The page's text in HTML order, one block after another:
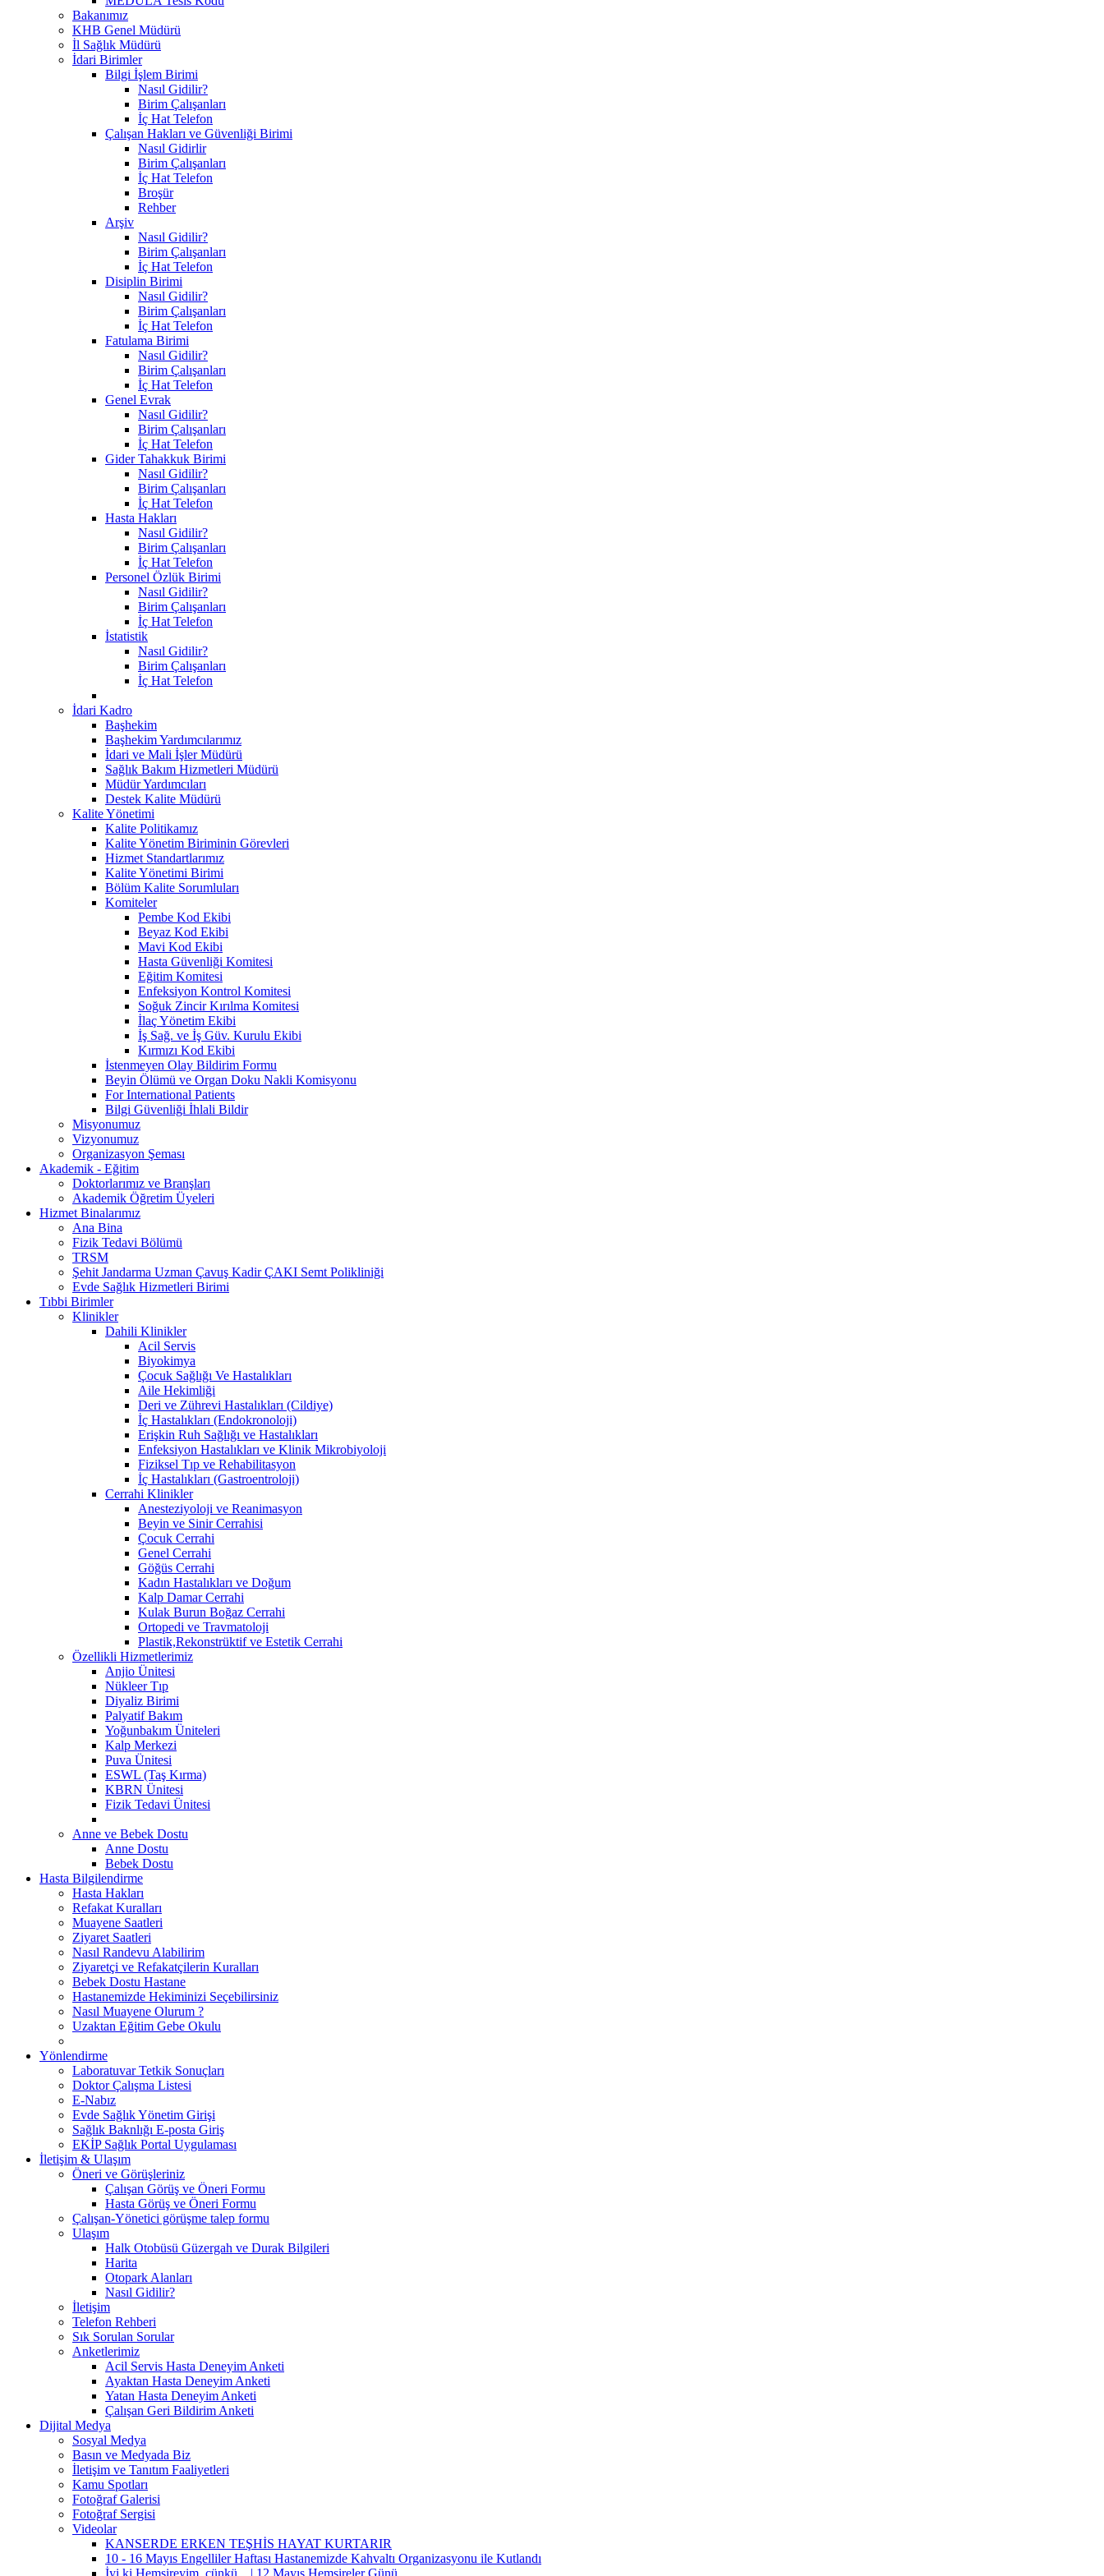
Bakanımız
KHB Genel Müdürü
İl Sağlık Müdürü
İdari Birimler
Bilgi İşlem Birimi
Nasıl Gidilir?
Birim Çalışanları
İç Hat Telefon
Çalışan Hakları ve Güvenliği Birimi
Nasıl Gidirlir
Birim Çalışanları
İç Hat Telefon
Broşür
Rehber
Arşiv
Nasıl Gidilir?
Birim Çalışanları
İç Hat Telefon
Disiplin Birimi
Nasıl Gidilir?
Birim Çalışanları
İç Hat Telefon
Fatulama Birimi
Nasıl Gidilir?
Birim Çalışanları
İç Hat Telefon
Genel Evrak
Nasıl Gidilir?
Birim Çalışanları
İç Hat Telefon
Gider Tahakkuk Birimi
Nasıl Gidilir?
Birim Çalışanları
İç Hat Telefon
Hasta Hakları
Nasıl Gidilir?
Birim Çalışanları
İç Hat Telefon
Personel Özlük Birimi
Nasıl Gidilir?
Birim Çalışanları
İç Hat Telefon
İstatistik
Nasıl Gidilir?
Birim Çalışanları
İç Hat Telefon
İdari Kadro
Başhekim
Başhekim Yardımcılarımız
İdari ve Mali İşler Müdürü
Sağlık Bakım Hizmetleri Müdürü
Müdür Yardımcıları
Destek Kalite Müdürü
Kalite Yönetimi
Kalite Politikamız
Kalite Yönetim Biriminin Görevleri
Hizmet Standartlarımız
Kalite Yönetimi Birimi
Bölüm Kalite Sorumluları
Komiteler
Pembe Kod Ekibi
Beyaz Kod Ekibi
Mavi Kod Ekibi
Hasta Güvenliği Komitesi
Eğitim Komitesi
Enfeksiyon Kontrol Komitesi
Soğuk Zincir Kırılma Komitesi
İlaç Yönetim Ekibi
İş Sağ. ve İş Güv. Kurulu Ekibi
Kırmızı Kod Ekibi
İstenmeyen Olay Bildirim Formu
Beyin Ölümü ve Organ Doku Nakli Komisyonu
For International Patients
Bilgi Güvenliği İhlali Bildir
Misyonumuz
Vizyonumuz
Organizasyon Şeması
Akademik - Eğitim
Doktorlarımız ve Branşları
Akademik Öğretim Üyeleri
Hizmet Binalarımız
Ana Bina
Fizik Tedavi Bölümü
TRSM
Şehit Jandarma Uzman Çavuş Kadir ÇAKI Semt Polikliniği
Evde Sağlık Hizmetleri Birimi
Tıbbi Birimler
Klinikler
Dahili Klinikler
Acil Servis
Biyokimya
Çocuk Sağlığı Ve Hastalıkları
Aile Hekimliği
Deri ve Zührevi Hastalıkları (Cildiye)
İç Hastalıkları (Endokronoloji)
Erişkin Ruh Sağlığı ve Hastalıkları
Enfeksiyon Hastalıkları ve Klinik Mikrobiyoloji
Fiziksel Tıp ve Rehabilitasyon
İç Hastalıkları (Gastroentroloji)
Cerrahi Klinikler
Anesteziyoloji ve Reanimasyon
Beyin ve Sinir Cerrahisi
Çocuk Cerrahi
Genel Cerrahi
Göğüs Cerrahi
Kadın Hastalıkları ve Doğum
Kalp Damar Cerrahi
Kulak Burun Boğaz Cerrahi
Ortopedi ve Travmatoloji
Plastik,Rekonstrüktif ve Estetik Cerrahi
Özellikli Hizmetlerimiz
Anjio Ünitesi
Nükleer Tıp
Diyaliz Birimi
Palyatif Bakım
Yoğunbakım Üniteleri
Kalp Merkezi
Puva Ünitesi
ESWL (Taş Kırma)
KBRN Ünitesi
Fizik Tedavi Ünitesi
Anne ve Bebek Dostu
Anne Dostu
Bebek Dostu
Hasta Bilgilendirme
Hasta Hakları
Refakat Kuralları
Muayene Saatleri
Ziyaret Saatleri
Nasıl Randevu Alabilirim
Ziyaretçi ve Refakatçilerin Kuralları
Bebek Dostu Hastane
Hastanemizde Hekiminizi Seçebilirsiniz
Nasıl Muayene Olurum ?
Uzaktan Eğitim Gebe Okulu
Yönlendirme
Laboratuvar Tetkik Sonuçları
Doktor Çalışma Listesi
E-Nabız
Evde Sağlık Yönetim Girişi
Sağlık Baknlığı E-posta Giriş
EKİP Sağlık Portal Uygulaması
İletişim & Ulaşım
Öneri ve Görüşleriniz
Çalışan Görüş ve Öneri Formu
Hasta Görüş ve Öneri Formu
Çalışan-Yönetici görüşme talep formu
Ulaşım
Halk Otobüsü Güzergah ve Durak Bilgileri
Harita
Otopark Alanları
Nasıl Gidilir?
İletişim
Telefon Rehberi
Sık Sorulan Sorular
Anketlerimiz
Acil Servis Hasta Deneyim Anketi
Ayaktan Hasta Deneyim Anketi
Yatan Hasta Deneyim Anketi
Çalışan Geri Bildirim Anketi
Dijital Medya
Sosyal Medya
Basın ve Medyada Biz
İletişim ve Tanıtım Faaliyetleri
Kamu Spotları
Fotoğraf Galerisi
Fotoğraf Sergisi
Videolar
KANSERDE ERKEN TEŞHİS HAYAT KURTARIR
10 - 16 Mayıs Engelliler Haftası Hastanemizde Kahvaltı Organizasyonu ile Kutlandı
İyi ki Hemşireyim, çünkü... | 12 Mayıs Hemşireler Günü